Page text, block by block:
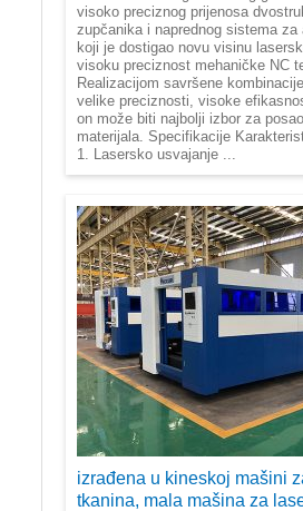
visoko preciznog prijenosa
zupčanika i naprednog sistema za
koji je dostigao novu visinu
visoku preciznost mehaničke NC
Realizacijom savršene
velike preciznosti, visoke
on može biti najbolji izbor za
materijala. Specifikacije
1. Lasersko usvajanje ...
izrađena u kineskoj mašini
tkanina, mala mašina za